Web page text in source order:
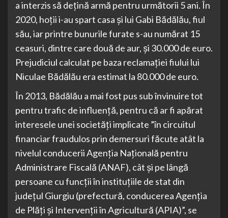
a interzis să dețină armă pentru următorii 5 ani. În
2020, hoții i-au spart casa și lui Gabi Bădălău, fiul
său, iar printre bunurile furate s-au numărat 15
ceasuri, dintre care două de aur, și 30.000 de euro.
Prejudiciul calculat pe baza reclamației fiului lui
Niculae Bădălău era estimat la 80.000 de euro.
În 2013, Bădălău a mai fost pus sub învinuire tot
pentru trafic de influență, pentru că ar fi apărat
interesele unei societăți implicate ”în circuitul
financiar fraudulos prin demersuri făcute atât la
nivelul conducerii Agenţia Naţională pentru
Administrare Fiscală (ANAF), cât şi pe lângă
persoane cu funcții în instituțiile de stat din
județul Giurgiu (prefectură, conducerea Agenția
de Plăți și Intervenții în Agricultură (APIA)”, se